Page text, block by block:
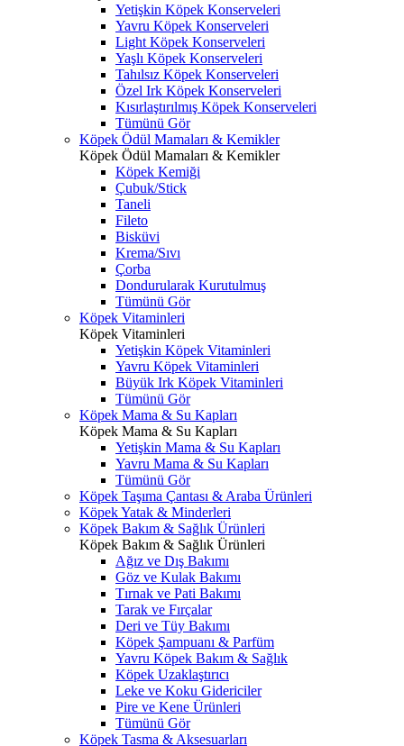
Yetişkin Köpek Konserveleri
Yavru Köpek Konserveleri
Light Köpek Konserveleri
Yaşlı Köpek Konserveleri
Tahılsız Köpek Konserveleri
Özel Irk Köpek Konserveleri
Kısırlaştırılmış Köpek Konserveleri
Tümünü Gör
Köpek Ödül Mamaları & Kemikler
Köpek Ödül Mamaları & Kemikler
Köpek Kemiği
Çubuk/Stick
Taneli
Fileto
Bisküvi
Krema/Sıvı
Çorba
Dondurularak Kurutulmuş
Tümünü Gör
Köpek Vitaminleri
Köpek Vitaminleri
Yetişkin Köpek Vitaminleri
Yavru Köpek Vitaminleri
Büyük Irk Köpek Vitaminleri
Tümünü Gör
Köpek Mama & Su Kapları
Köpek Mama & Su Kapları
Yetişkin Mama & Su Kapları
Yavru Mama & Su Kapları
Tümünü Gör
Köpek Taşıma Çantası & Araba Ürünleri
Köpek Yatak & Minderleri
Köpek Bakım & Sağlık Ürünleri
Köpek Bakım & Sağlık Ürünleri
Ağız ve Dış Bakımı
Göz ve Kulak Bakımı
Tırnak ve Pati Bakımı
Tarak ve Fırçalar
Deri ve Tüy Bakımı
Köpek Şampuanı & Parfüm
Yavru Köpek Bakım & Sağlık
Köpek Uzaklaştırıcı
Leke ve Koku Gidericiler
Pire ve Kene Ürünleri
Tümünü Gör
Köpek Tasma & Aksesuarları